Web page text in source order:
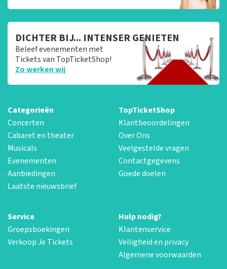
DICHTER BIJ... INTENSER GENIETEN
Beleef evenementen met
Tickets van TopTicketShop!
Zo werken wij
Categorieën
Concerten
Cabaret en theater
Musicals
Evenementen
Aanbiedingen
Laatste nieuwsbrief
TopTicketShop
Klantbeoordelingen
Over Ons
Veelgestelde vragen
Contactgegevens
Goede doelen
Service
Groepsboekingen
Verkoop Je Tickets
Hulp nodig?
Klantenservice
Veiligheid en privacy
Algemene voorwaarden